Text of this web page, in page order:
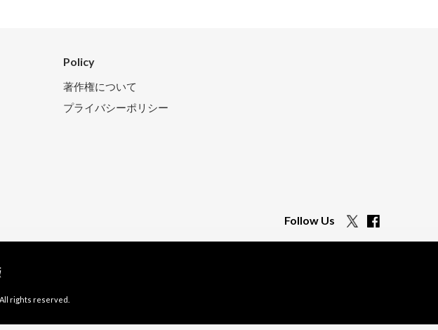
Policy
著作権について
プライバシーポリシー
Follow Us
rights reserved.